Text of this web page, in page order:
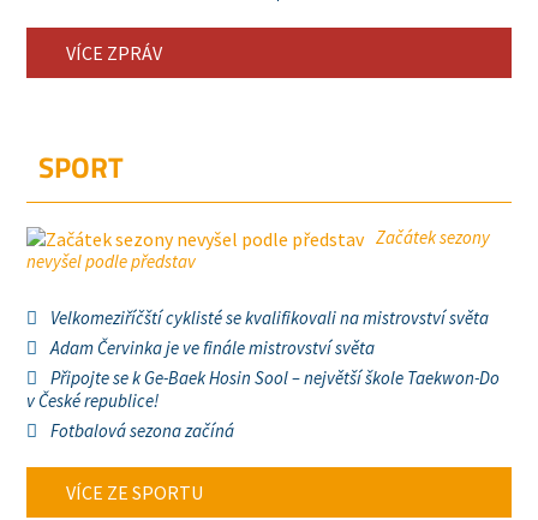
VÍCE ZPRÁV
SPORT
Začátek sezony
nevyšel podle představ
Velkomeziříčští cyklisté se kvalifikovali na mistrovství světa
Adam Červinka je ve finále mistrovství světa
Připojte se k Ge-Baek Hosin Sool – největší škole Taekwon-Do
v České republice!
Fotbalová sezona začíná
VÍCE ZE SPORTU